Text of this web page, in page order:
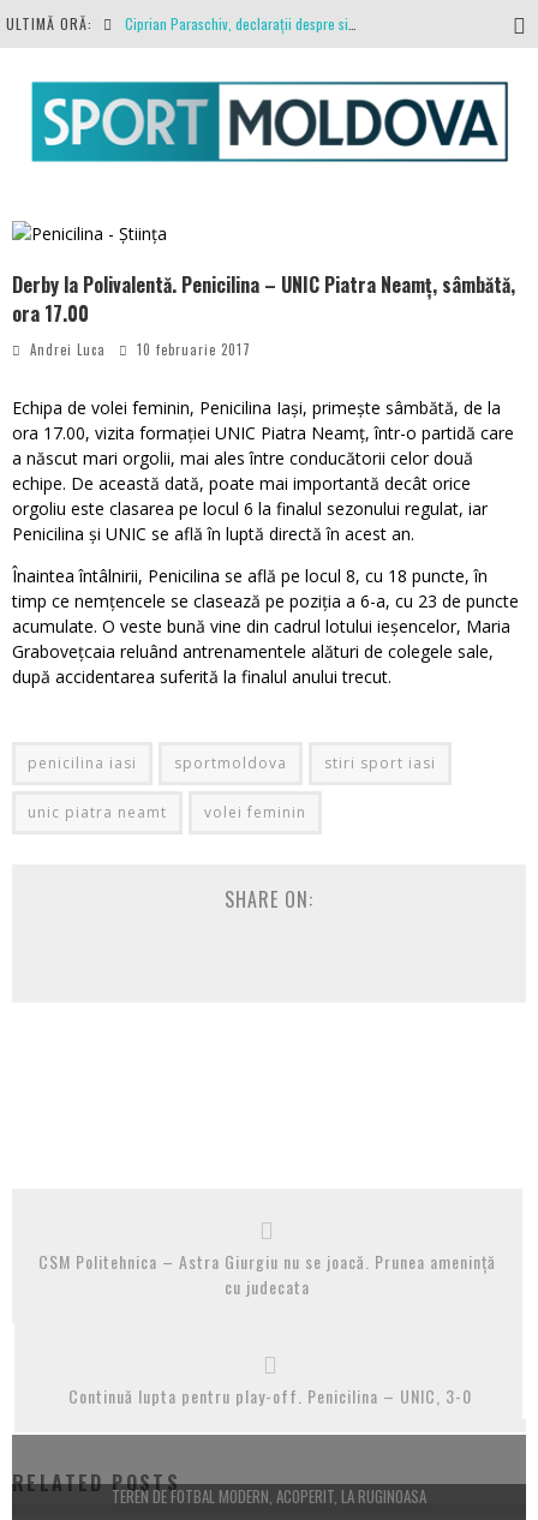
ULTIMĂ ORĂ:
O repriză executați de arbitru, o repriză executați de propriul joc
Derby la Polivalentă. Penicilina – UNIC Piatra Neamț, sâmbătă,
ora 17.00
Andrei Luca 10 februarie 2017
Echipa de volei feminin, Penicilina Iași, primește sâmbătă, de la
ora 17.00, vizita formației UNIC Piatra Neamț, într-o partidă care
a născut mari orgolii, mai ales între conducătorii celor două
echipe. De această dată, poate mai importantă decât orice
orgoliu este clasarea pe locul 6 la finalul sezonului regulat, iar
Penicilina și UNIC se află în luptă directă în acest an.
Înaintea întâlnirii, Penicilina se află pe locul 8, cu 18 puncte, în
timp ce nemțencele se clasează pe poziția a 6-a, cu 23 de puncte
acumulate. O veste bună vine din cadrul lotului ieșencelor, Maria
Grabovețcaia reluând antrenamentele alături de colegele sale,
după accidentarea suferită la finalul anului trecut.
penicilina iasi sportmoldova stiri sport iasi
unic piatra neamt volei feminin
SHARE ON:
CSM Politehnica – Astra Giurgiu nu se joacă. Prunea amenință
cu judecata
Continuă lupta pentru play-off. Penicilina – UNIC, 3-0
RELATED POSTSTEREN DE FOTBAL MODERN, ACOPERIT, LA RUGINOASA